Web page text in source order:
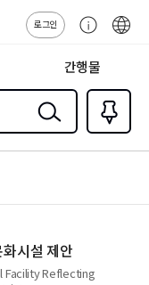
로그인
센
간행물
검색
즐겨찾
기0
시설 제안
Facility Reflecting